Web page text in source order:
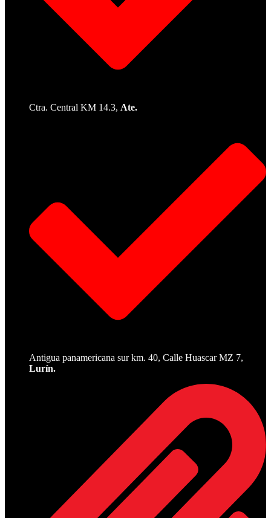
Ctra. Central KM 14.3, Ate.
Antigua panamericana sur km. 40, Calle Huascar MZ 7,
Lurín.